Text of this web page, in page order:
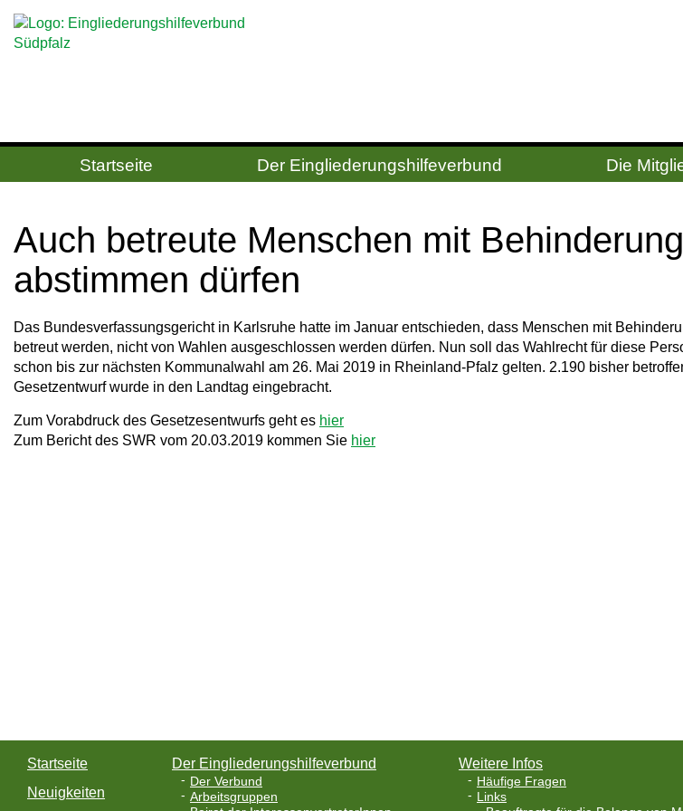
Startseite Der Eingliederungshilfeverbund Die
Auch be­treu­te Men­schen mit
ab­stim­men dür­fen
Das Bundesverfassungsgericht in Karlsruhe hatte im Januar entschieden, dass Menschen mit
betreut werden, nicht von Wahlen ausgeschlossen werden dürfen. Nun soll das Wahlrecht für diese
schon bis zur nächsten Kommunalwahl am 26. Mai 2019 in Rheinland-Pfalz gelten. 2.190 bisher
Gesetzentwurf wurde in den Landtag eingebracht.
Zum Vorabdruck des Gesetzesentwurfs geht es hier
Zum Bericht des SWR vom 20.03.2019 kommen Sie hier
Startseite
Neuigkeiten
Der Eingliederungshilfeverbund
Der Verbund
Arbeitsgruppen
Weitere Infos
Häufige Fragen
Links